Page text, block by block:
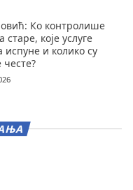
Ко контролише
старе, које услуге
испуне и колико су
честе?